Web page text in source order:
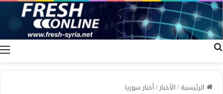
الرئيسية/الأخبار/أخبار سوريا